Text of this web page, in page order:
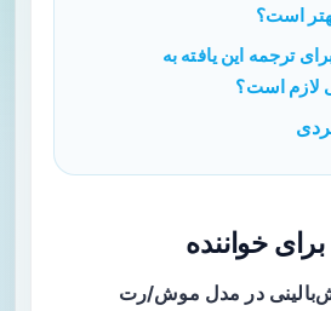
است؟
ترجمه این یافته به
لازم است؟
خواننده
در مدل موش/رت